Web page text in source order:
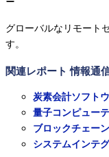
グローバルなリモート
す。
関連レポート 情報通
炭素会計ソフト
量子コンピュー
ブロックチェー
システムインテ